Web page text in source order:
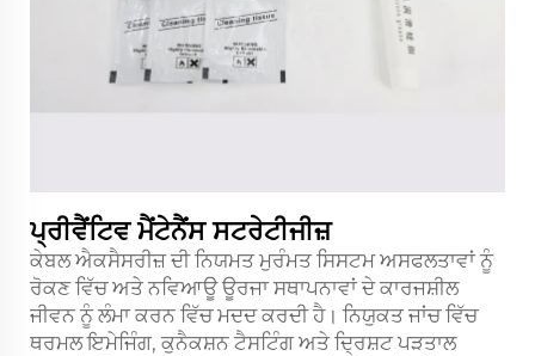
ਪ੍ਰੀਵੈਂਟਿਵ ਮੈਂਟੇਨੈਂਸ ਸਟਰੇਟੀਜੀਜ਼
ਕੇਬਲ ਐਕਸੈਸਰੀਜ਼ ਦੀ ਨਿਯਮਤ ਮੁਰੰਮਤ ਸਿਸਟਮ ਅਸਫਲਤਾਵਾਂ ਨੂੰ
ਰੋਕਣ ਵਿੱਚ ਅਤੇ ਨਵਿਆਊ ਊਰਜਾ ਸਥਾਪਨਾਵਾਂ ਦੇ ਕਾਰਜਸ਼ੀਲ
ਜੀਵਨ ਨੂੰ ਲੰਮਾ ਕਰਨ ਵਿੱਚ ਮਦਦ ਕਰਦੀ ਹੈ। ਨਿਯੁਕਤ ਜਾਂਚ ਵਿੱਚ
ਥਰਮਲ ਇਮੇਜਿੰਗ, ਕੁਨੈਕਸ਼ਨ ਟੈਸਟਿੰਗ ਅਤੇ ਦ੍ਰਿਸ਼ਟ ਪੜਤਾਲ